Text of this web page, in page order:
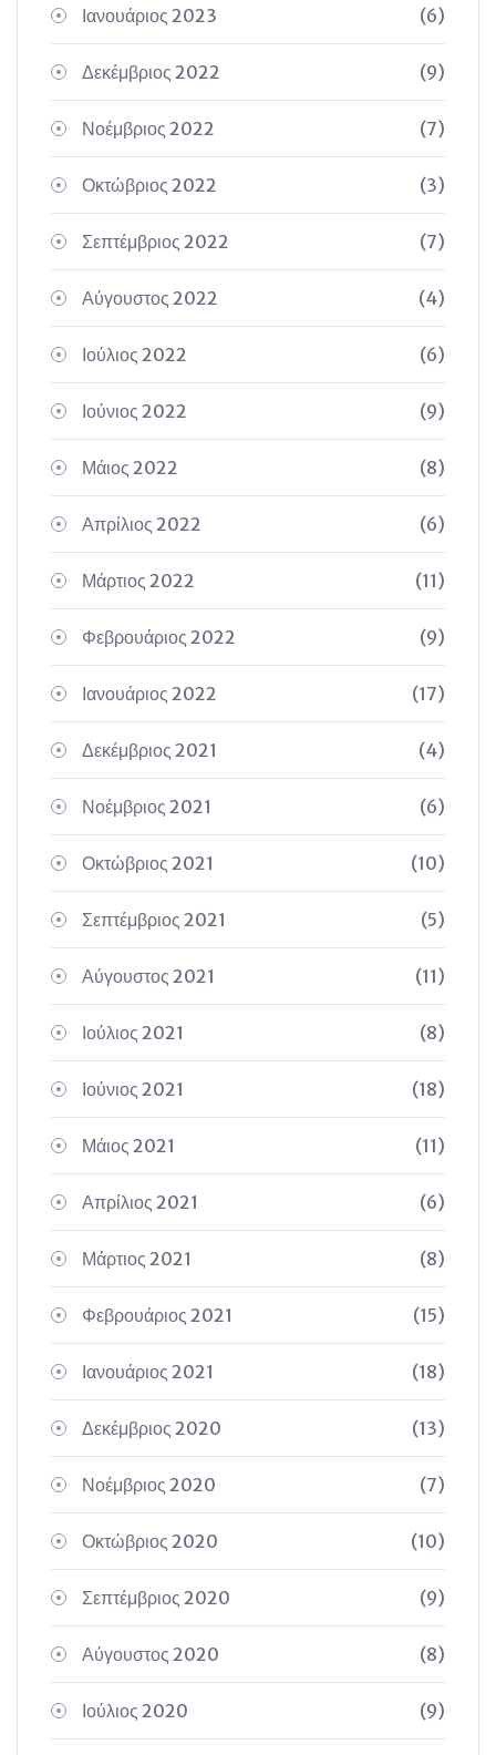
Ιανουάριος 2023 (6)
Δεκέμβριος 2022 (9)
Νοέμβριος 2022 (7)
Οκτώβριος 2022 (3)
Σεπτέμβριος 2022 (7)
Αύγουστος 2022 (4)
Ιούλιος 2022 (6)
Ιούνιος 2022 (9)
Μάιος 2022 (8)
Απρίλιος 2022 (6)
Μάρτιος 2022 (11)
Φεβρουάριος 2022 (9)
Ιανουάριος 2022 (17)
Δεκέμβριος 2021 (4)
Νοέμβριος 2021 (6)
Οκτώβριος 2021 (10)
Σεπτέμβριος 2021 (5)
Αύγουστος 2021 (11)
Ιούλιος 2021 (8)
Ιούνιος 2021 (18)
Μάιος 2021 (11)
Απρίλιος 2021 (6)
Μάρτιος 2021 (8)
Φεβρουάριος 2021 (15)
Ιανουάριος 2021 (18)
Δεκέμβριος 2020 (13)
Νοέμβριος 2020 (7)
Οκτώβριος 2020 (10)
Σεπτέμβριος 2020 (9)
Αύγουστος 2020 (8)
Ιούλιος 2020 (9)